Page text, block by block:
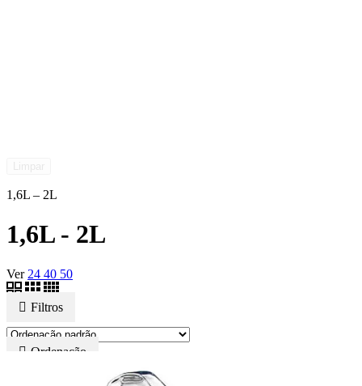
1,6L – 2L
1,6L - 2L
Ver 24 40 50
Filtros
Ordenação